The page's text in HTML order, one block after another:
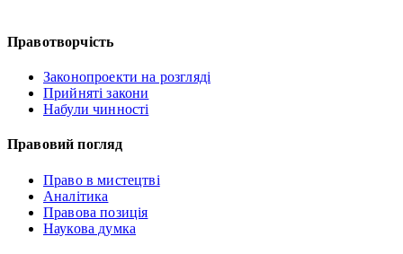
Правотворчість
Законопроекти на розгляді
Прийняті закони
Набули чинності
Правовий погляд
Право в мистецтві
Аналітика
Правова позиція
Наукова думка